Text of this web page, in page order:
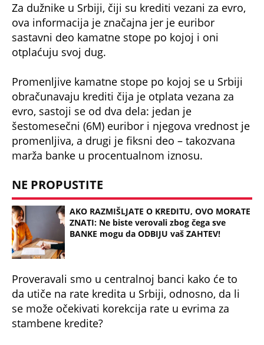
Za dužnike u Srbiji, čiji su krediti vezani za evro,
ova informacija je značajna jer je euribor
sastavni deo kamatne stope po kojoj i oni
otplaćuju svoj dug.
Promenljive kamatne stope po kojoj se u Srbiji
obračunavaju krediti čija je otplata vezana za
evro, sastoji se od dva dela: jedan je
šestomesečni (6M) euribor i njegova vrednost je
promenljiva, a drugi je fiksni deo – takozvana
marža banke u procentualnom iznosu.
NE PROPUSTITE
AKO RAZMIŠLJATE O KREDITU, OVO MORATE
ZNATI: Ne biste verovali zbog čega sve
BANKE mogu da ODBIJU vaš ZAHTEV!
Proveravali smo u centralnoj banci kako će to
da utiče na rate kredita u Srbiji, odnosno, da li
se može očekivati korekcija rate u evrima za
stambene kredite?